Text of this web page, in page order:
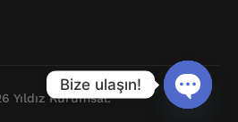
Yıldız Kurumsal.
Katalog
Bize ulaşın!